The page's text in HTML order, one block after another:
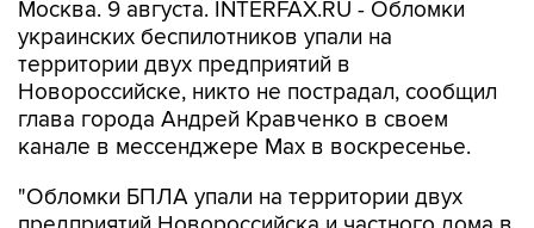
территории двух предприятий в
Новороссийске, никто не пострадал, сообщил
глава города Андрей Кравченко в своем
канале в мессенджере Max в воскресенье.
"Обломки БПЛА упали на территории двух
поселке Верхнебаканском. В результате